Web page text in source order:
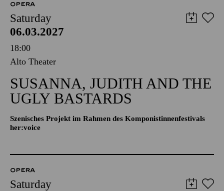
OPERA
Saturday
06.03.2027
18:00
Alto Theater
SUSANNA, JUDITH AND THE
UGLY BASTARDS
Szenisches Projekt im Rahmen des Komponistinnenfestivals
her:voice
OPERA
Saturday